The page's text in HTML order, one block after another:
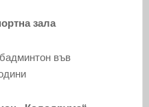
зала
във